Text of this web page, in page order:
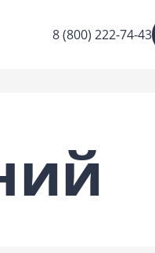
8 (800) 222-74-43